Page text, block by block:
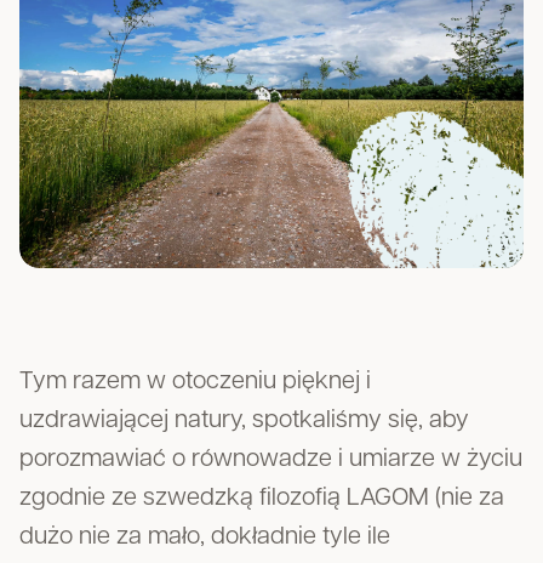
Tym razem w otoczeniu pięknej i
uzdrawiającej natury, spotkaliśmy się, aby
porozmawiać o równowadze i umiarze w życiu
zgodnie ze szwedzką filozofią LAGOM (nie za
dużo nie za mało, dokładnie tyle ile